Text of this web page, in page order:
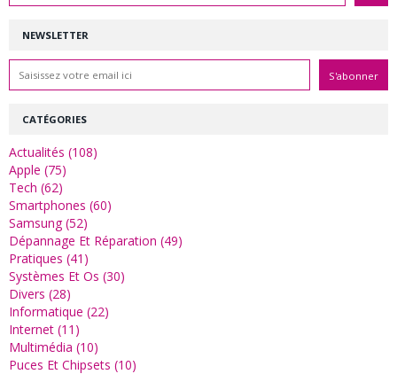
NEWSLETTER
CATÉGORIES
Actualités (108)
Apple (75)
Tech (62)
Smartphones (60)
Samsung (52)
Dépannage Et Réparation (49)
Pratiques (41)
Systèmes Et Os (30)
Divers (28)
Informatique (22)
Internet (11)
Multimédia (10)
Puces Et Chipsets (10)